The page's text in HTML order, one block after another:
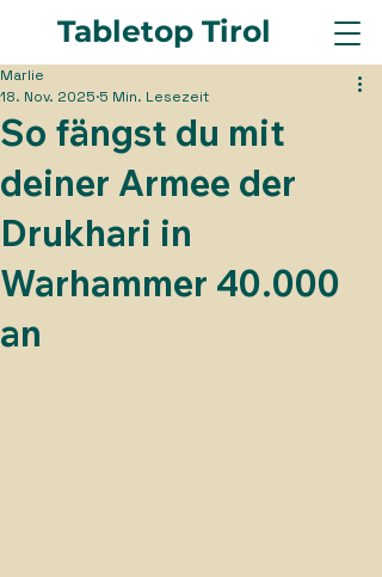
Tabletop Tirol
So fängst du mit
deiner Armee der
Drukhari in
Warhammer 40.000
an
Marlie
18. Nov. 2025 5 Min. Lesezeit